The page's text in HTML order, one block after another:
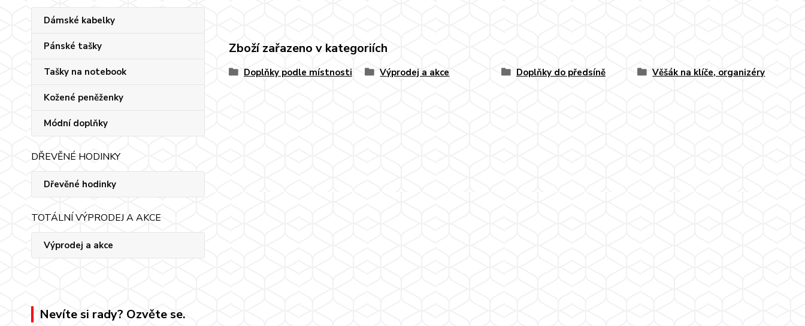
Dámské kabelky
Pánské tašky
Tašky na notebook
Kožené peněženky
Módní doplňky
DŘEVĚNÉ HODINKY
Dřevěné hodinky
TOTÁLNÍ VÝPRODEJ A AKCE
Výprodej a akce
Nevíte si rady? Ozvěte se.
Zboží zařazeno v kategoriích
Doplňky podle místnosti Výprodej a akce Doplňky do předsíně Věšák na klíče, organizéry